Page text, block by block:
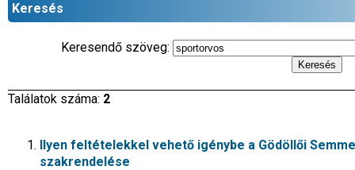
Keresés
Keresendő szöveg:
Találatok száma: 2
Ilyen feltételekkel vehető igénybe a Gödöllői
szakrendelése